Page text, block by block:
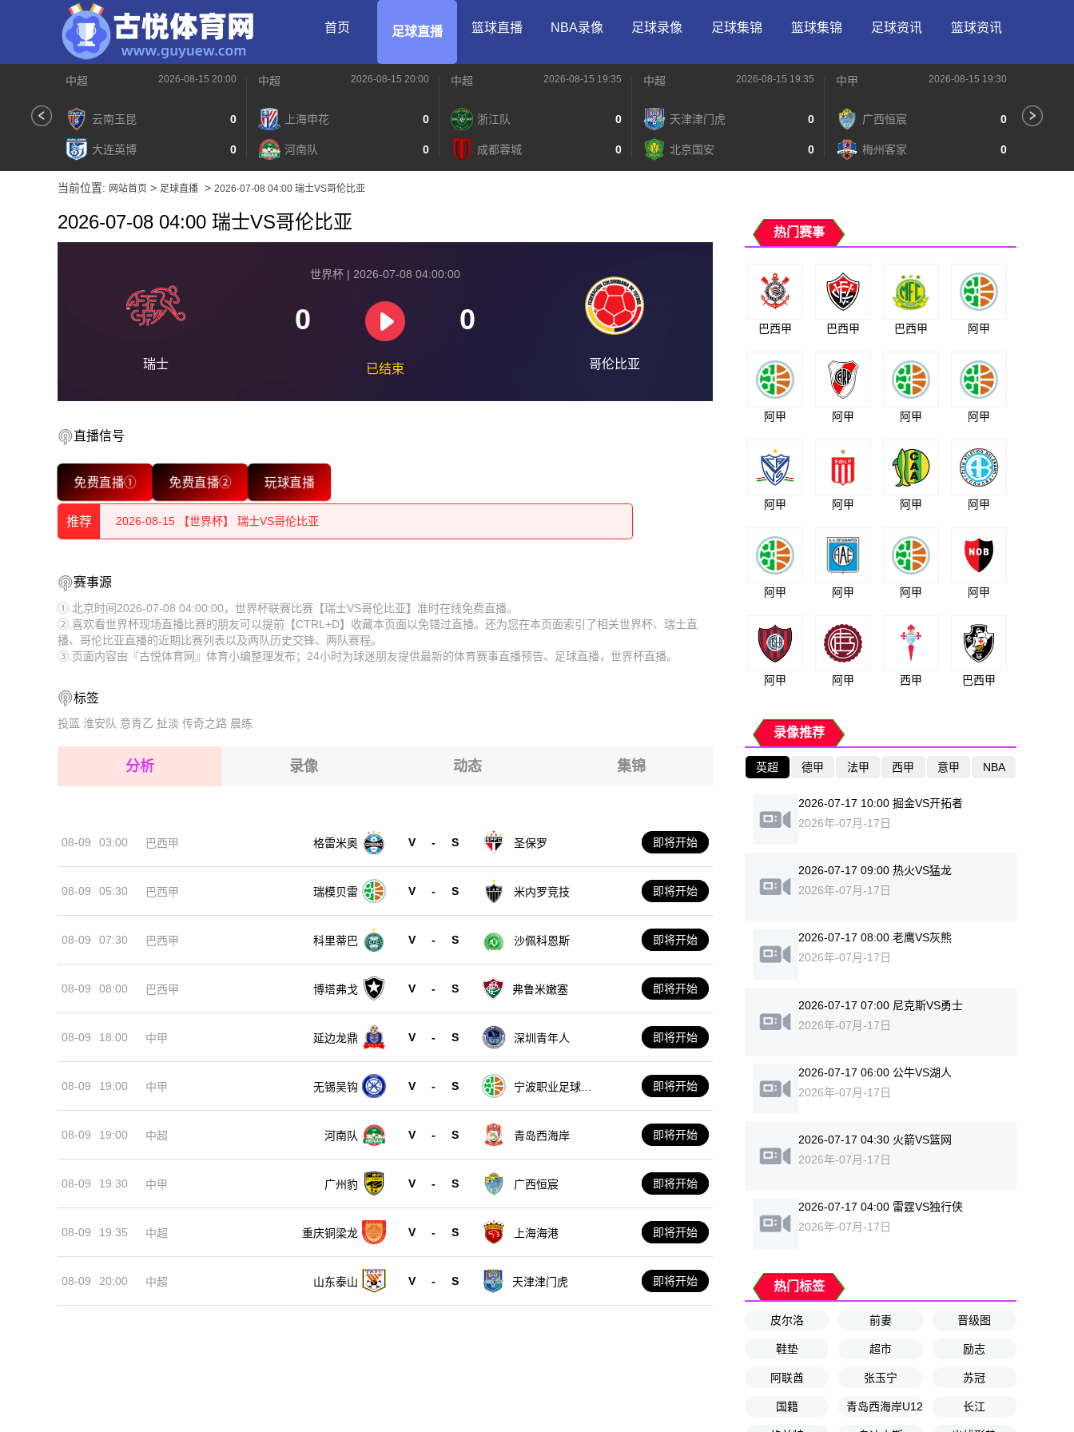
首页 足球直播 篮球直播 NBA录像 足球录像 足球集锦 篮球集锦 足球资讯 篮球资讯
中超 2026-08-15 20:00
云南玉昆 0
大连英博 0
中超 2026-08-15 20:00
上海申花 0
河南队 0
中超 2026-08-15 19:35
浙江队 0
成都蓉城 0
中超 2026-08-15 19:35
天津津门虎 0
北京国安 0
中甲 2026-08-15 19:30
广西恒宸 0
梅州客家 0
当前位置: 网站首页 > 足球直播 > 2026-07-08 04:00 瑞士VS哥伦比亚
2026-07-08 04:00 瑞士VS哥伦比亚
瑞士
世界杯 | 2026-07-08 04:00:00
0 0
已结束 哥伦比亚
直播信号
免费直播① 免费直播② 玩球直播
推荐
2026-08-15 【世界杯】 瑞士VS哥伦比亚
2026-08-15 【世界杯】 瑞士VS哥伦比亚
2026-08-15 【世界杯】 瑞士VS哥伦比亚
2026-08-15 【世界杯】 瑞士VS哥伦比亚
2026-08-14 【世界杯】 瑞士VS哥伦比亚
2026-08-15 【世界杯】 瑞士VS哥伦比亚
2026-08-15 【世界杯】 瑞士VS哥伦比亚
2026-08-15 【世界杯】 瑞士VS哥伦比亚
2026-08-15 【世界杯】 瑞士VS哥伦比亚
2026-08-14 【世界杯】 瑞士VS哥伦比亚
赛事源
①.北京时间2026-07-08 04:00:00，世界杯联赛比赛【瑞士VS哥伦比亚】准时在线免费直播。
②.喜欢看世界杯现场直播比赛的朋友可以提前【CTRL+D】收藏本页面以免错过直播。还为您在本页面索引了相关世界杯、瑞士直
播、哥伦比亚直播的近期比赛列表以及两队历史交锋、两队赛程。
③.页面内容由『古悦体育网』体育小编整理发布；24小时为球迷朋友提供最新的体育赛事直播预告、足球直播，世界杯直播。
标签
投篮 淮安队 意青乙 扯淡 传奇之路 晨练
分析 录像 动态 集锦
08-09 03:00 巴西甲 格雷米奥 V - S 圣保罗 即将开始
08-09 05:30 巴西甲 瑞模贝雷 V - S 米内罗竞技 即将开始
08-09 07:30 巴西甲 科里蒂巴 V - S 沙佩科恩斯 即将开始
08-09 08:00 巴西甲 博塔弗戈 V - S 弗鲁米嫩塞 即将开始
08-09 18:00 中甲 延边龙鼎 V - S 深圳青年人 即将开始
08-09 19:00 中甲 无锡吴钩 V - S
宁波职业足球俱
即将开始
08-09 19:00 中超 河南队 V - S 青岛西海岸 即将开始
08-09 19:30 中甲 广州豹 V - S 广西恒宸 即将开始
08-09 19:35 中超 重庆铜梁龙 V - S 上海海港 即将开始
08-09 20:00 中超 山东泰山 V - S 天津津门虎 即将开始
热门赛事
巴西甲 巴西甲 巴西甲 阿甲
阿甲 阿甲 阿甲 阿甲
阿甲 阿甲 阿甲 阿甲
阿甲 阿甲 阿甲 阿甲
阿甲 阿甲 西甲 巴西甲
录像推荐
英超 德甲 法甲 西甲 意甲 NBA
2026-07-17 10:00 掘金VS开拓者
2026年-07月-17日
2026-07-17 09:00 热火VS猛龙
2026年-07月-17日
2026-07-17 08:00 老鹰VS灰熊
2026年-07月-17日
2026-07-17 07:00 尼克斯VS勇士
2026年-07月-17日
2026-07-17 06:00 公牛VS湖人
2026年-07月-17日
2026-07-17 04:30 火箭VS篮网
2026年-07月-17日
2026-07-17 04:00 雷霆VS独行侠
2026年-07月-17日
热门标签
皮尔洛 前妻 晋级图
鞋垫 超市 励志
阿联酋 张玉宁 苏冠
国籍 青岛西海岸U12 长江